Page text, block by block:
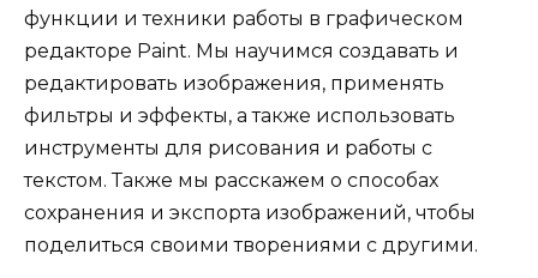
функции и техники работы в графическом
редакторе Paint. Мы научимся создавать и
редактировать изображения, применять
фильтры и эффекты, а также использовать
инструменты для рисования и работы с
текстом. Также мы расскажем о способах
сохранения и экспорта изображений, чтобы
поделиться своими творениями с другими.